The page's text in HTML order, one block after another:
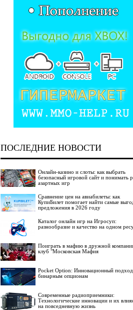
ПОСЛЕДНИЕ НОВОСТИ
Онлайн-казино и слоты: как выбрать
безопасный игровой сайт и понимать
азартных игр
Сравнение цен на авиабилеты: как
КупиБилет помогает найти самые
предложения в 2026 году
Каталог онлайн игр на Игросуп:
разнообразие и качество на одном
Поиграть в мафию в дружной
клуб "Московская Мафия
Pocket Option: Инновационный
бинарным опционам
Современные радиоприемники:
Технологические инновации и их
на повседневную жизнь